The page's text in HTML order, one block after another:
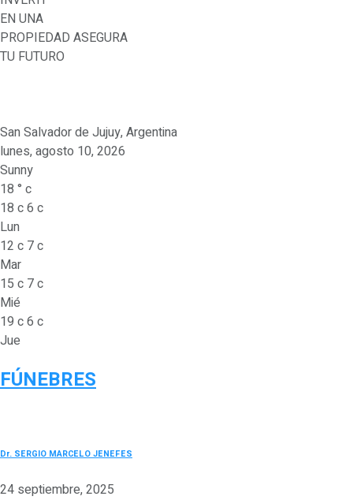
EN UNA
PROPIEDAD ASEGURA
TU FUTURO
San Salvador de Jujuy, Argentina
lunes, agosto 10, 2026
Sunny
18 ° c
18 c6 c
Lun
12 c 7c
Mar
15 c 7c
Mié
19 c6 c
Jue
FÚNEBRES
Dr. SERGIO MARCELO JENEFES
24 septiembre, 2025